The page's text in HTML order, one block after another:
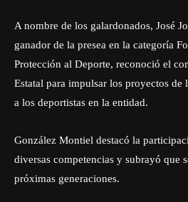
A nombre de los galardonados, José
ganador de la presea en la categoría
Protección al Deporte, reconoció el
Estatal para impulsar los proyectos de
a los deportistas en la entidad.
González Montiel destacó la
diversas competencias y subrayó que
próximas generaciones.